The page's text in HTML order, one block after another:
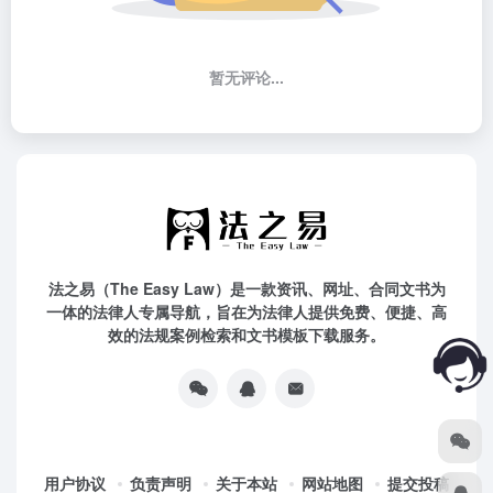
暂无评论...
法之易（The Easy Law）是一款资讯、网址、合同文书为
一体的法律人专属导航，旨在为法律人提供免费、便捷、高
效的法规案例检索和文书模板下载服务。
用户协议 负责声明 关于本站 网站地图 提交投稿